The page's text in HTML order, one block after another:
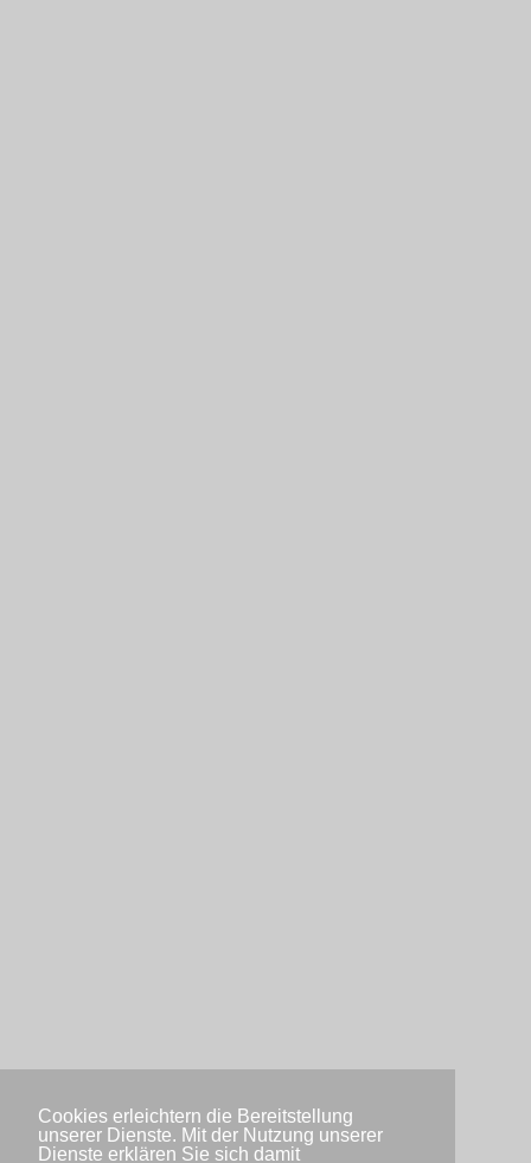
Cookies erleichtern die Bereitstellung
unserer Dienste. Mit der Nutzung unserer
Dienste erklären Sie sich damit